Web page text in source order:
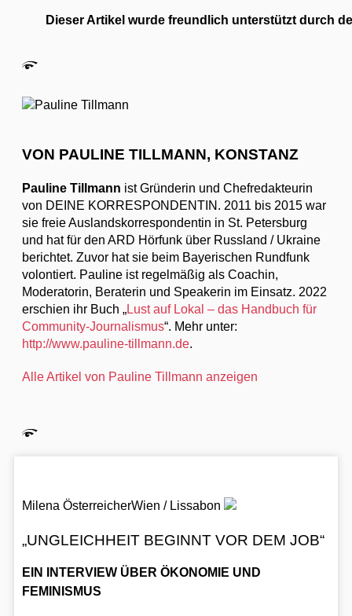
Dieser Artikel wurde freundlich unterstützt durch
VON PAULINE TILLMANN, KONSTANZ
Pauline Tillmann ist Gründerin und Chefredakteurin
von DEINE KORRESPONDENTIN. 2011 bis 2015 war
sie freie Auslandskorrespondentin in St. Petersburg
und hat für den ARD Hörfunk über Russland / Ukraine
berichtet. Zuvor hat sie beim Bayerischen Rundfunk
volontiert. Pauline ist regelmäßig als Coachin,
Moderatorin, Beraterin und Speakerin im Einsatz. 2022
erschien ihr Buch „Lust auf Lokal – das Handbuch für
Community-Journalismus“. Mehr unter:
http://www.pauline-tillmann.de.
Alle Artikel von Pauline Tillmann anzeigen
Milena ÖsterreicherWien / Lissabon
„UNGLEICHHEIT BEGINNT VOR DEM JOB“
EIN INTERVIEW ÜBER ÖKONOMIE UND
FEMINISMUS